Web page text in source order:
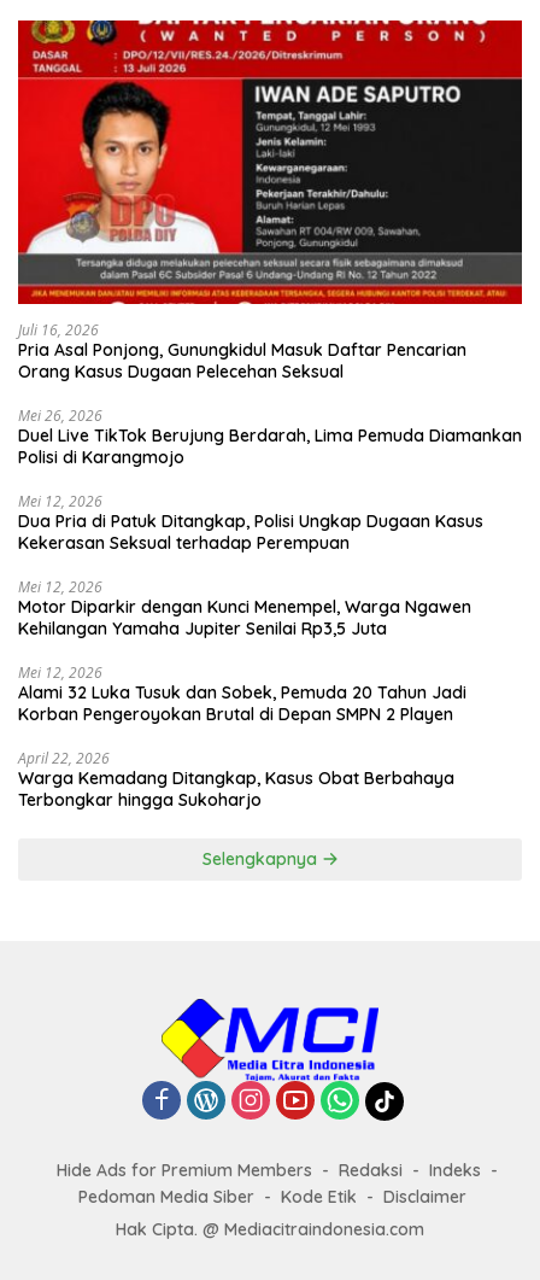
Juli 16, 2026
Pria Asal Ponjong, Gunungkidul Masuk Daftar Pencarian
Orang Kasus Dugaan Pelecehan Seksual
Mei 26, 2026
Duel Live TikTok Berujung Berdarah, Lima Pemuda Diamankan
Polisi di Karangmojo
Mei 12, 2026
Dua Pria di Patuk Ditangkap, Polisi Ungkap Dugaan Kasus
Kekerasan Seksual terhadap Perempuan
Mei 12, 2026
Motor Diparkir dengan Kunci Menempel, Warga Ngawen
Kehilangan Yamaha Jupiter Senilai Rp3,5 Juta
Mei 12, 2026
Alami 32 Luka Tusuk dan Sobek, Pemuda 20 Tahun Jadi
Korban Pengeroyokan Brutal di Depan SMPN 2 Playen
April 22, 2026
Warga Kemadang Ditangkap, Kasus Obat Berbahaya
Terbongkar hingga Sukoharjo
Selengkapnya
Hide Ads for Premium Members Redaksi
Indeks
Pedoman Media Siber
Kode Etik
Disclaimer
Hak Cipta. @ Mediacitraindonesia.com